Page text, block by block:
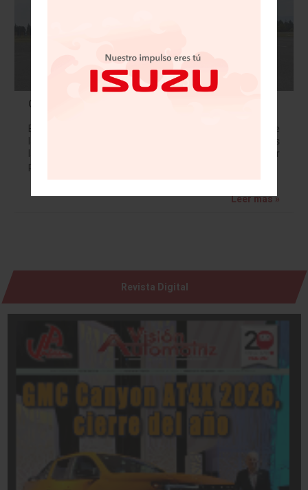
GAC GS4 MAX: El Mejor de su Clase
En un segmento como el de los SUVs compactos (donde
la competencia es muy reñida y se regatea cada vez más
la calidad, seguridad y equipamiento para conseguir
precios bajos),…
Leer más »
Revista Digital